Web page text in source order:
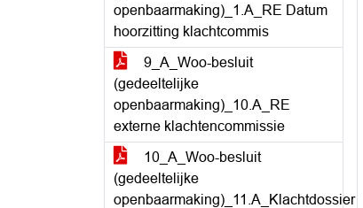
openbaarmaking)_1.A_RE Datum
hoorzitting klachtcommis
9_A_Woo-besluit
(gedeeltelijke
openbaarmaking)_10.A_RE
externe klachtencommissie
10_A_Woo-besluit
(gedeeltelijke
openbaarmaking)_11.A_Klachtdossier